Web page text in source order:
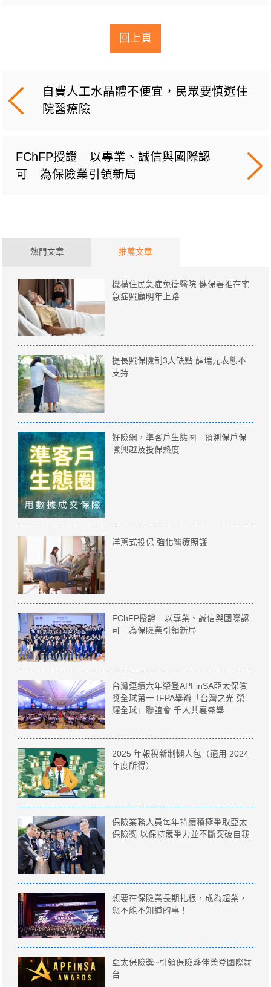
回上頁
自費人工水晶體不便宜，民眾要慎選住
院醫療險
FChFP授證 以專業、誠信與國際認
可 為保險業引領新局
熱門文章 推薦文章
機構住民急症免衝醫院 健保署推在宅
急症照顧明年上路
提長照保險制3大缺點 薛瑞元表態不
支持
好險網，準客戶生態圈 - 預測保戶保
險興趣及投保熱度
洋蔥式投保 強化醫療照護
FChFP授證 以專業、誠信與國際認
可 為保險業引領新局
台灣連續六年榮登APFinSA亞太保險
獎全球第一 IFPA舉辦「台灣之光 榮
耀全球」聯誼會 千人共襄盛舉
2025 年報稅新制懶人包（適用 2024
年度所得）
保險業務人員每年持續積極爭取亞太
保險獎 以保持競爭力並不斷突破自我
想要在保險業長期扎根，成為超業，
您不能不知道的事！
亞太保險獎~引領保險夥伴榮登國際舞
台